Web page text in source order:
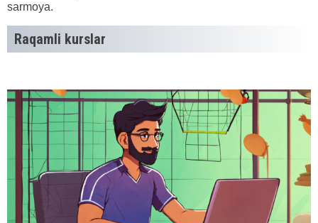
sarmoya.
Raqamli kurslar